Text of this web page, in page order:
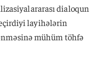
dialoqun
layihələrin
mühüm töhfə